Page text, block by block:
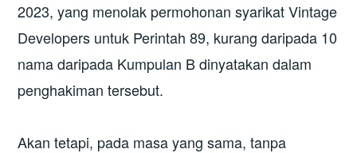
2023, yang menolak permohonan syarikat Vintage
Developers untuk Perintah 89, kurang daripada 10
nama daripada Kumpulan B dinyatakan dalam
penghakiman tersebut.
Akan tetapi, pada masa yang sama, tanpa